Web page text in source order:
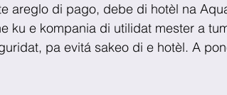
areglo di pago, debe di hotèl na
ku e kompania di utilidat mester a
pa evitá sakeo di e hotèl. A